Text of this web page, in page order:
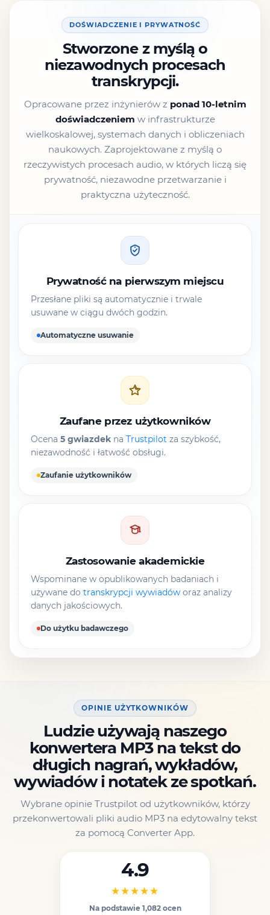
DOŚWIADCZENIE I PRYWATNOŚĆ
Stworzone z myślą o
niezawodnych procesach
transkrypcji.
Opracowane przez inżynierów z ponad 10-letnim
doświadczeniem w infrastrukturze
wielkoskalowej, systemach danych i obliczeniach
naukowych. Zaprojektowane z myślą o
rzeczywistych procesach audio, w których liczą się
prywatność, niezawodne przetwarzanie i
praktyczna użyteczność.
Prywatność na pierwszym miejscu
Przesłane pliki są automatycznie i trwale
usuwane w ciągu dwóch godzin.
Automatyczne usuwanie
Zaufane przez użytkowników
Ocena 5 gwiazdek na Trustpilot za szybkość,
niezawodność i łatwość obsługi.
Zaufanie użytkowników
Zastosowanie akademickie
Wspominane w opublikowanych badaniach i
używane do transkrypcji wywiadów oraz analizy
danych jakościowych.
Do użytku badawczego
OPINIE UŻYTKOWNIKÓW
Ludzie używają naszego
konwertera MP3 na tekst do
długich nagrań, wykładów,
wywiadów i notatek ze spotkań.
Wybrane opinie Trustpilot od użytkowników, którzy
przekonwertowali pliki audio MP3 na edytowalny tekst
za pomocą Converter App.
4.9
★★★★★
Na podstawie 1,082 ocen